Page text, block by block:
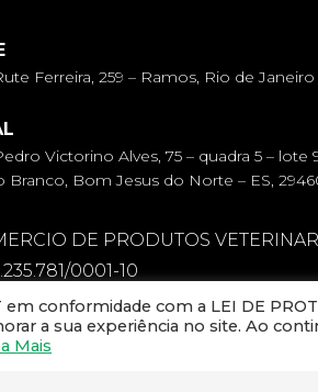
Ferreira, 259 – Ramos, Rio de Janeiro
Victorino Alves, 75 – quadra 5 – lote
Branco, Bom Jesus do Norte – ES,
DE PRODUTOS
0001-10
em conformidade com a LEI DE
a sua experiência no site. Ao
Mais